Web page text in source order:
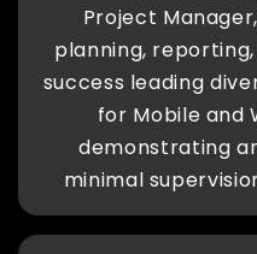
Project
planning,
success leading
for Mobile and
demonstrating
minimal